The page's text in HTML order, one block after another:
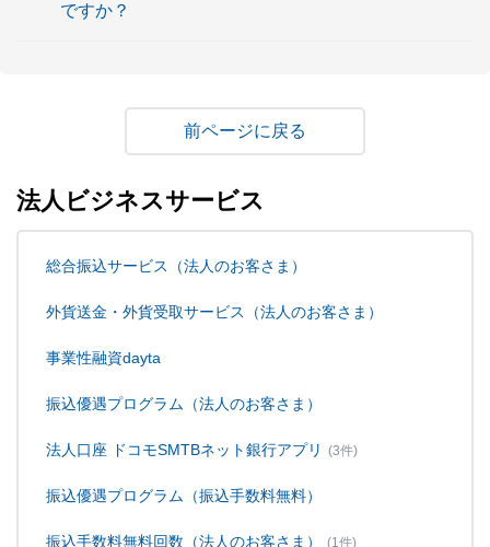
ですか？
戻る
法人ビジネスサービス
総合振込サービス（法人のお客さま）
外貨送金・外貨受取サービス（法人のお客さま）
事業性融資dayta
振込優遇プログラム（法人のお客さま）
法人口座 ドコモSMTBネット銀行アプリ (3件)
振込優遇プログラム（振込手数料無料）
振込手数料無料回数（法人のお客さま） (1件)